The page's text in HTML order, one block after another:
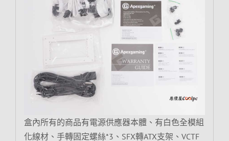
盒內所有的商品有電源供應器本體、有白色全模組
化線材、手轉固定螺絲*3、SFX轉ATX支架、VCTF